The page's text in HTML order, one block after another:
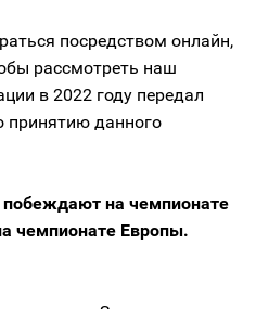
посредством онлайн,
рассмотреть наш
в 2022 году передал
принятию данного
на чемпионате
чемпионате Европы.